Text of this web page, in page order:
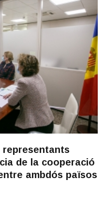
representants
de la cooperació
ambdós països